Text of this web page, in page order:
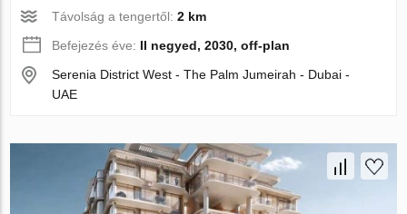
Távolság a tengertől:2 km
Befejezés éve: II negyed, 2030, off-plan
Serenia District West - The Palm Jumeirah - Dubai -
UAE